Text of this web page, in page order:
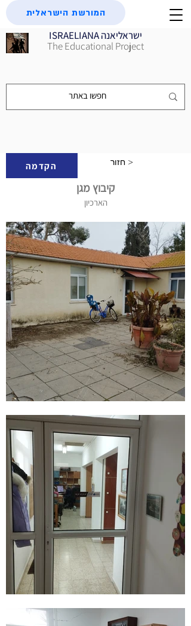
ISRAELIANA ישראליאנה
The Educational Project
המורשת הישראלית
הקדמה חזור >
קיבוץ מגן
הארכיון